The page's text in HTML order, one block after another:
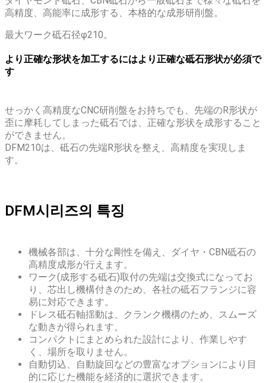
高精度、高能率に成形する、本格的な成形研削盤。
最大ワーク砥石径φ210。
より正確な形状を加工するにはより正確な砥石形状が必須で
す
せっかく高精度なCNC研削盤をお持ちでも、先端のR形状が
歪に摩耗してしまった砥石では、正確な形状を成形すること
ができません。
DFM210は、砥石の先端R形状を整え、高精度を実現しま
す。
DFM시리즈의 특징
機械各部は、十分な剛性を備え、ダイヤ・CBN砥石の
高精度成形が行えます。
ワーク(成形する砥石)取付の先端は交換式になってお
り、芯出し機構付きのため、各社の砥石フランジに容
易に対応できます。
ドレス砥石軸揺動は、クランク機構のため、スムーズ
な動きが得られます。
コンパクトにまとめられた設計により、作業しやす
く、場所を取りません。
自動切込、自動旋回などの豊富なオプションにより目
的に応じた機能を経済的に選択できます。